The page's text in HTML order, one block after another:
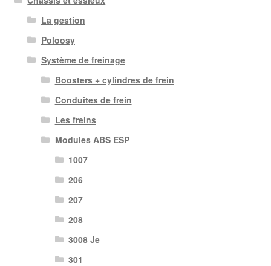
La gestion
Poloosy
Système de freinage
Boosters + cylindres de frein
Conduites de frein
Les freins
Modules ABS ESP
1007
206
207
208
3008 Je
301